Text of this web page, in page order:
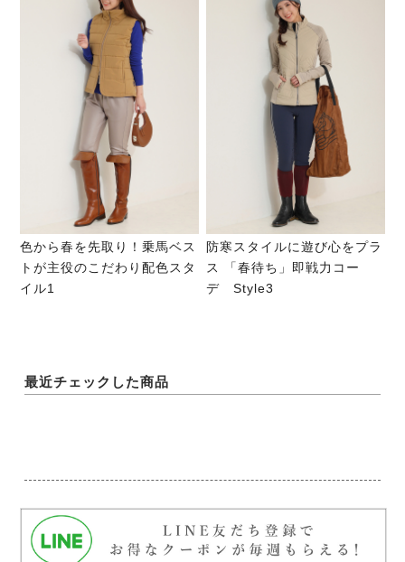
色から春を先取り！乗馬ベス
トが主役のこだわり配色スタ
イル1
防寒スタイルに遊び心をプラ
ス 「春待ち」即戦力コー
デ Style3
最近チェックした商品